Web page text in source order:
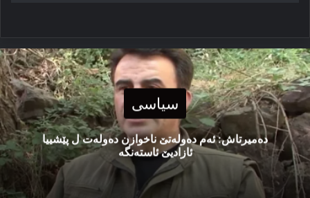
سیاسی
دەمیرتاش: ئەم دەولەتێ ناخوازن دەولەت ل پێشییا
ئازادیێ ئاستەنگە